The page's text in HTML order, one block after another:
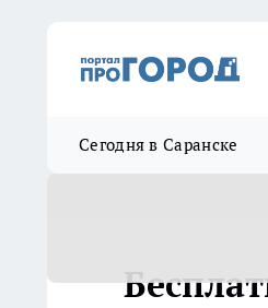
Сегодня в Саранске